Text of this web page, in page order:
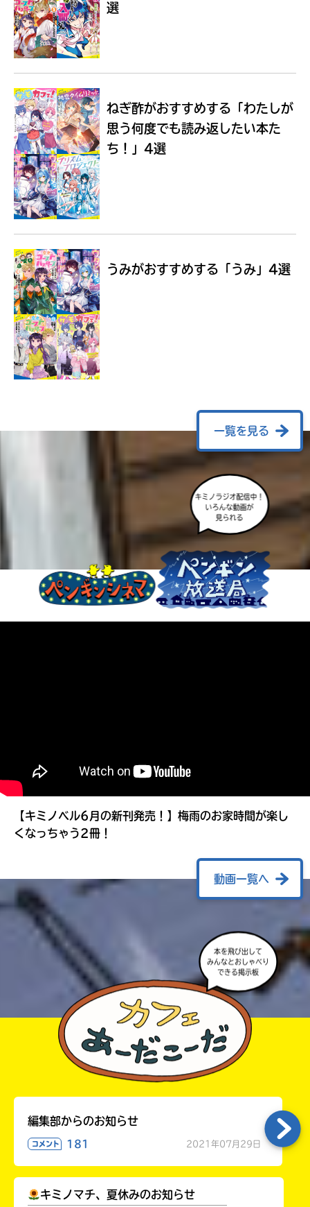
Loading...
選
ねぎ酢がおすすめする 「わたしが
思う何度でも読み返したい本た
ち！」4選
うみがおすすめする 「うみ」4選
一覧を見る
キミノラジオ配信中！
いろんな動画が
見られる
【キミノベル6月の新刊発売！】梅雨のお家時間が楽し
くなっちゃう2冊！
動画一覧へ
本を飛び出して
みんなとおしゃべり
できる掲示板
編集部からのお知らせ
コメント 181 2021年07月29日
キミノマチ、夏休みのお知らせ
容
も
度
み
て
ね
る